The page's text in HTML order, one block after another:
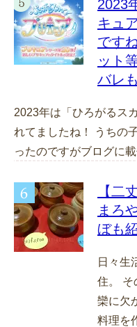
2023
キュ
です
ット
バレも
2023年は「ひろがるス
れてましたね！ うちの
ったのですがブログに
【二
まろ
ぼも
日々生
住。 そ
欒に欠
料理を